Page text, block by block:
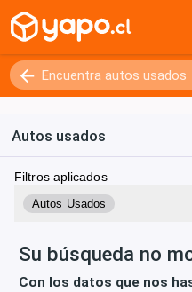
Autos usados
Filtros aplicados
Autos Usados
Su búsqueda no
Con los datos que nos
Kilómetros